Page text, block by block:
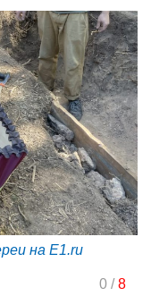
на E1.ru
0/8